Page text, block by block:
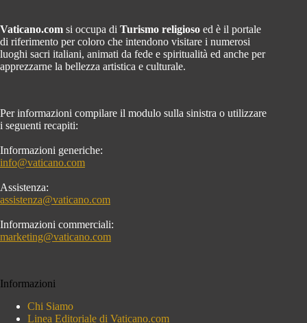
Vaticano.com si occupa di Turismo religioso ed è il portale
di riferimento per coloro che intendono visitare i numerosi
luoghi sacri italiani, animati da fede e spiritualità ed anche per
apprezzarne la bellezza artistica e culturale.
Per informazioni compilare il modulo sulla sinistra o utilizzare
i seguenti recapiti:
Informazioni generiche:
info@vaticano.com
Assistenza:
assistenza@vaticano.com
Informazioni commerciali:
marketing@vaticano.com
Informazioni
Chi Siamo
Linea Editoriale di Vaticano.com